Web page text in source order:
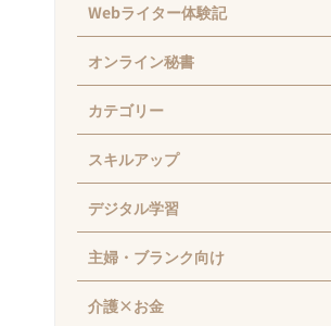
Webライター体験記
オンライン秘書
カテゴリー
スキルアップ
デジタル学習
主婦・ブランク向け
介護×お金